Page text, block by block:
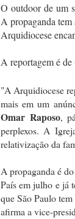
O outdoor de um
A propaganda
Arquidiocese
A reportagem é de
"A Arquidiocese
mais em um
Omar Raposo,
perplexos. A
relativização da
A propaganda é
País em julho e já
que São Paulo
afirma a vice-